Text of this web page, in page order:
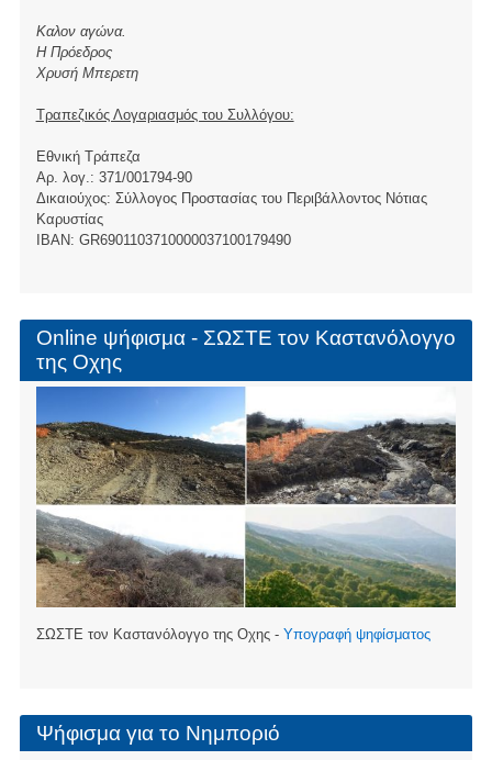
Καλον αγώνα.
Η Πρόεδρος
Χρυσή Μπερετη
Τραπεζικός Λογαριασμός του Συλλόγου:
Εθνική Τράπεζα
Αρ. λογ.: 371/001794-90
Δικαιούχος: Σύλλογος Προστασίας του Περιβάλλοντος Νότιας
Καρυστίας
ΙBAN: GR6901103710000037100179490
Online ψήφισμα - ΣΩΣΤΕ τον Καστανόλογγο
της Οχης
ΣΩΣΤΕ τον Καστανόλογγο της Οχης - Υπογραφή ψηφίσματος
Ψήφισμα για το Νημποριό